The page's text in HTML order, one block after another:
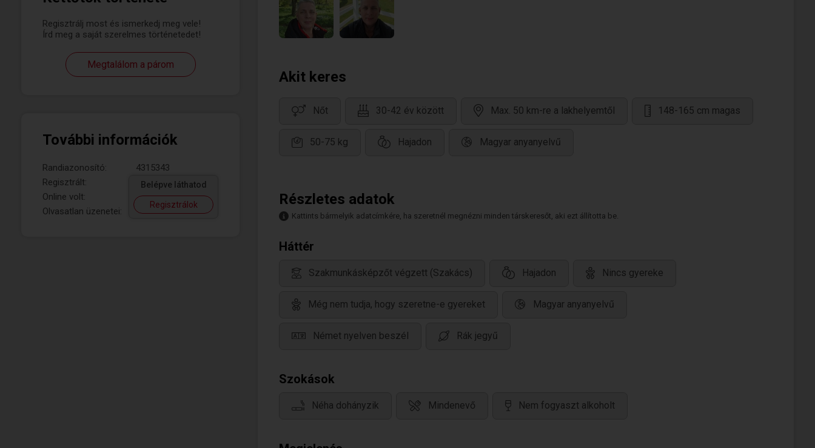
Regisztrálj most és ismerkedj meg vele!
Írd meg a saját szerelmes történetedet!
Megtalálom a párom
További információk
Randiazonosító:
4315343
Regisztrált:
Online volt:
Olvasatlan üzenetei:
Belépve láthatod
Regisztrálok
Akit keres
Nőt 30-42 év között Max. 50 km-re a lakhelyemtől 148-165 cm magas
50-75 kg Hajadon Magyar anyanyelvű
Részletes adatok
Kattints bármelyik adatcímkére, ha szeretnél megnézni minden társkeresőt, aki ezt állította be.
Háttér
Szakmunkásképzőt végzett (Szakács) Hajadon Nincs gyereke
Még nem tudja, hogy szeretne-e gyereket Magyar anyanyelvű
Német nyelven beszél Rák jegyű
Szokások
Néha dohányzik Mindenevő Nem fogyaszt alkoholt